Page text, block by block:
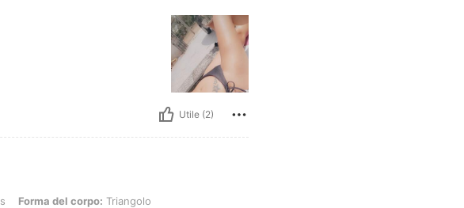
Utile (2)
Triangolo, Colore: Verde, Misure: S
Forma del corpo: Triangolo